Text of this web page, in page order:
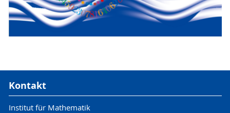
Kontakt
Institut für Mathematik